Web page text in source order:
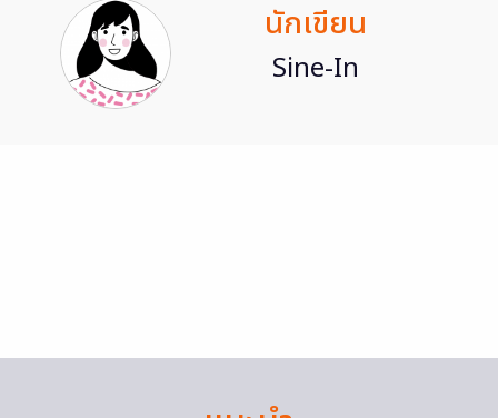
นักเขียน
Sine-In